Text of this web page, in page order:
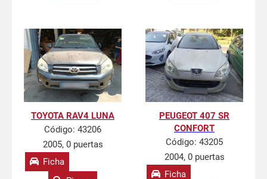
TOYOTA RAV4 LUNA
Código: 43206
2005, 0 puertas
Ficha
PEUGEOT 407 SR
CONFORT
Código: 43205
2004, 0 puertas
Ficha